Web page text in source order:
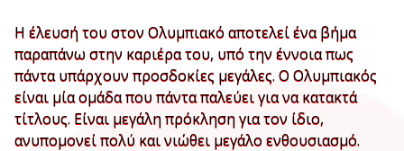
Η έλευσή του στον Ολυμπιακό αποτελεί ένα βήμα
παραπάνω στην καριέρα του, υπό την έννοια πως
πάντα υπάρχουν προσδοκίες μεγάλες. Ο Ολυμπιακός
είναι μία ομάδα που πάντα παλεύει για να κατακτά
τίτλους. Είναι μεγάλη πρόκληση για τον ίδιο,
ανυπομονεί πολύ και νιώθει μεγάλο ενθουσιασμό.